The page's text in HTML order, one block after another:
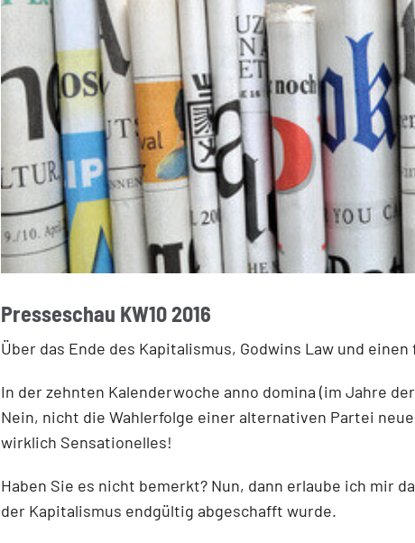
Presseschau KW10 2016
Über das Ende des Kapitalismus, Godwins Law und
In der zehnten Kalenderwoche anno domina (im Jahre
Nein, nicht die Wahlerfolge einer alternativen Partei
wirklich Sensationelles!
Haben Sie es nicht bemerkt? Nun, dann erlaube ich mir
der Kapitalismus endgültig abgeschafft wurde.